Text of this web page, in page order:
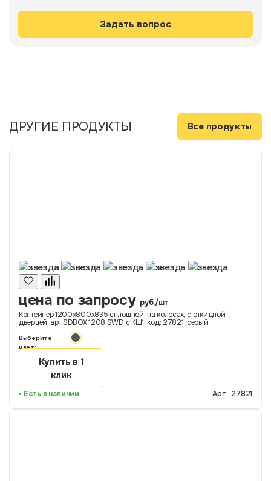
ДРУГИЕ ПРОДУКТЫ Все продукты
цена по запросу руб./шт
Контейнер 1200х800х835 сплошной, на колёсах, с откидной
дверцей, арт.SDBOX 1208 SWD с КШ1, код: 27821, серый
Выберите
цвет:
Купить в 1
клик
Есть в наличии Арт.: 27821